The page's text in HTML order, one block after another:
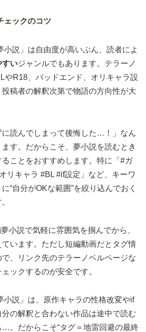
ェックのコツ
小説」は自由度が高いぶん、読者によ
すいジャンルでもあります。テラーノ
やR18、バッドエンド、オリキャラ設
稿者の解釈次第で物語の方向性が大
に読んでしまって後悔した…！」なん
す。だからこそ、夢小説を読むとき
ことをおすすめします。特に「#ガ
リキャラ #BL #if設定」など、キーワ
“自分がOKな範囲”を絞り込んでおく
小説で気軽に雰囲気を掴んでから、
います。ただし短編動画だとタグ情
、リンク先のテラーノベルページな
ックするのが安全です。
小説」は、原作キャラの性格改変やif
の解釈と合わない作品は途中で読む
。だからこそ“タグ＝地雷回避の最終